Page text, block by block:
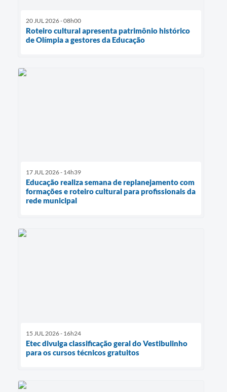
20 JUL 2026 - 08h00
Roteiro cultural apresenta patrimônio histórico
de Olímpia a gestores da Educação
17 JUL 2026 - 14h39
Educação realiza semana de replanejamento com
formações e roteiro cultural para profissionais da
rede municipal
15 JUL 2026 - 16h24
Etec divulga classificação geral do Vestibulinho
para os cursos técnicos gratuitos